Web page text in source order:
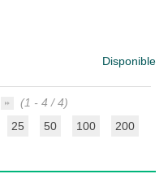
Disponible
(1 - 4 / 4)
25 50 100 200